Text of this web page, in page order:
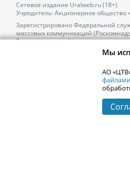
Сетевое издание Uralweb.ru (18+)
Учредитель: Акционерное
Зарегистрировано Федеральной
массовых коммуникаций
Регистрационный номер и дата
+7 (912) 244-87-87
Электронный адрес редакции:
Мы
АО
файлами